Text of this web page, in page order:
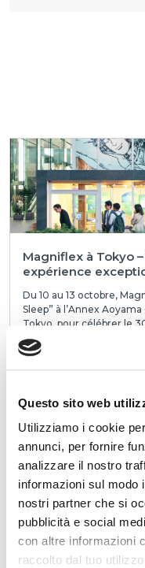
Questo sito web
Utilizziamo i cookie
annunci, per fornire
analizzare il nostro
informazioni sul modo
nostri partner che si
pubblicità e social
con altre informazioni
raccolto dal tuo
Magniflex à Tokyo
expérience
Du 10 au 13 octobre,
Sleep” à l’Annex
Tokyo, pour célébrer le
LIRE
Magniflex
nouveau
du sommeil, de